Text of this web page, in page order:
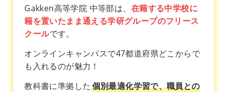
Gakken高等学院 中等部は、 在籍する中学校に
籍を置いたまま通える学研グループのフリース
クールです。
オンラインキャンパスで47都道府県どこからで
も入れるのが魅力！
教科書に準拠した 個別最適化学習で、職員との